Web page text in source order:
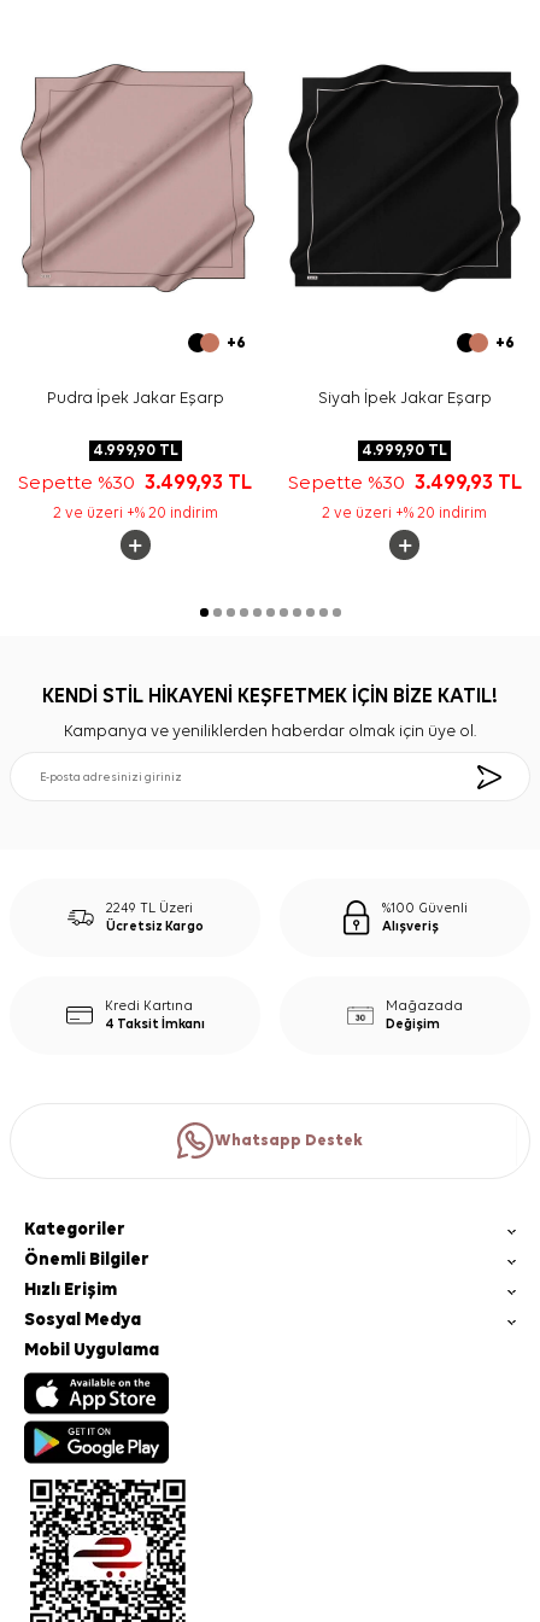
Yıkama ve bakım için ürün etiketindeki talimatları
izleyiniz. İpek ve hassas eşarplarda elde nazik bakım
gereken durumlarda
Aker İpek Eşarp Şampuanı
kullanabilirsiniz.
Sıkça Sorulan Sorular
Bu eşarp hangi materyalden üretilmiştir?
Ürünün ölçüsü nedir?
Deseni nasıl bir görünüme sahiptir?
Bu ipek krep saten eşarp hangi kombinlerle kullanılır?
+6
Pudra İpek Jakar Eşarp
4.999,90TL
Sepette %303.499,93 TL
2 ve üzeri +% 20 indirim
+6
Siyah İpek Jakar Eşarp
4.999,90 TL
Sepette %30 3.499,93 TL
2 ve üzeri +% 20 indirim
KENDİ STİL HİKAYENİ KEŞFETMEK İÇİN BİZE KATIL!
Kampanya ve yeniliklerden haberdar olmak için üye ol.
2249 TL Üzeri
Ücretsiz Kargo
%100 Güvenli
Alışveriş
Kredi Kartına
4 Taksit İmkanı
Mağazada
Değişim
Whatsapp Destek
Kategoriler
Önemli Bilgiler
Hızlı Erişim
Sosyal Medya
Mobil Uygulama